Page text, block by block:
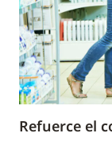
Refuerce el